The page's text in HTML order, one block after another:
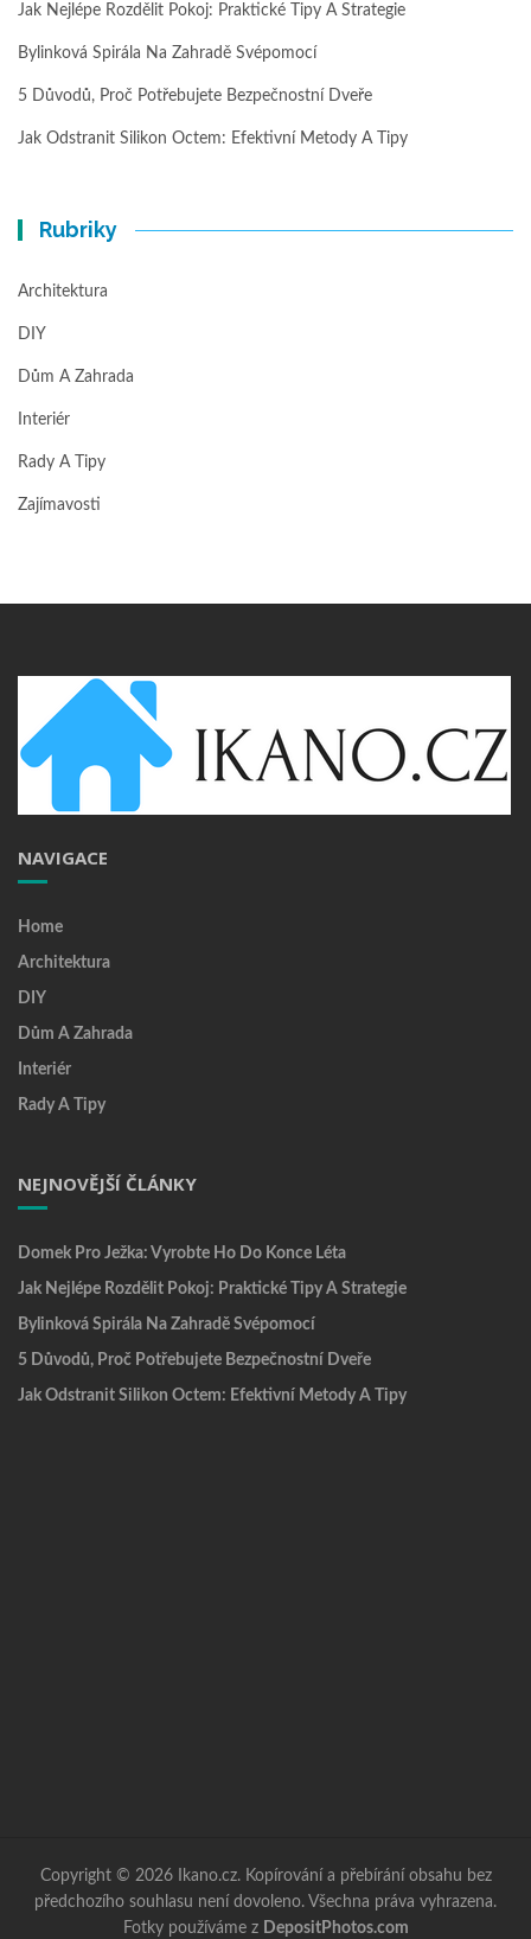
Jak Nejlépe Rozdělit Pokoj: Praktické Tipy A Strategie
Bylinková Spirála Na Zahradě Svépomocí
5 Důvodů, Proč Potřebujete Bezpečnostní Dveře
Jak Odstranit Silikon Octem: Efektivní Metody A Tipy
Rubriky
Architektura
DIY
Dům A Zahrada
Interiér
Rady A Tipy
Zajímavosti
NAVIGACE
Home
Architektura
DIY
Dům A Zahrada
Interiér
Rady A Tipy
NEJNOVĚJŠÍ ČLÁNKY
Domek Pro Ježka: Vyrobte Ho Do Konce Léta
Jak Nejlépe Rozdělit Pokoj: Praktické Tipy A Strategie
Bylinková Spirála Na Zahradě Svépomocí
5 Důvodů, Proč Potřebujete Bezpečnostní Dveře
Jak Odstranit Silikon Octem: Efektivní Metody A Tipy
Copyright © 2026 Ikano.cz. Kopírování a přebírání obsahu bez
předchozího souhlasu není dovoleno. Všechna práva vyhrazena.
Fotky používáme z DepositPhotos.com